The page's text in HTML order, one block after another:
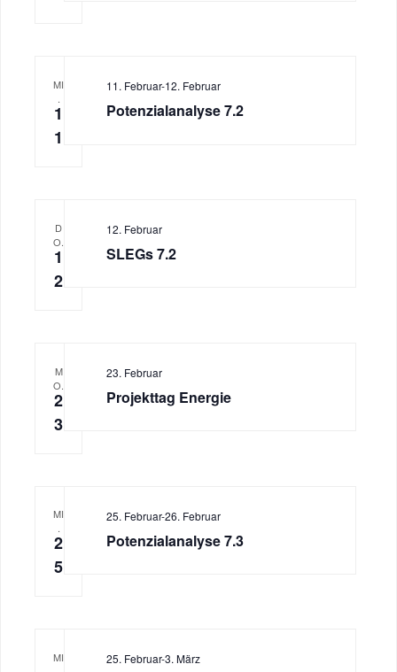
MI
1
1
Potenzialanalyse 7.2
11. Februar-12. Februar
D
O.
1
2
SLEGs 7.2
12. Februar
M
O.
2
3
Projekttag Energie
23. Februar
MI
.
2
5
Potenzialanalyse 7.3
25. Februar-26. Februar
MI
25. Februar-3. März